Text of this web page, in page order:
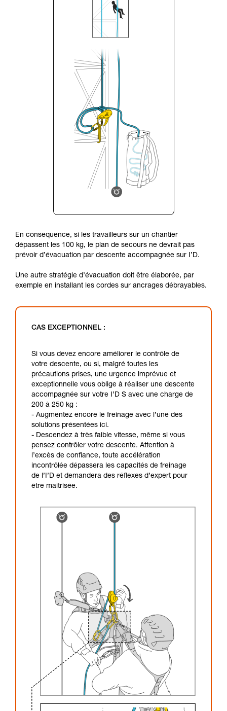
En conséquence, si les travailleurs sur un chantier
dépassent les 100 kg, le plan de secours ne devrait pas
prévoir d’évacuation par descente accompagnée sur I’D.
Une autre stratégie d’évacuation doit être élaborée, par
exemple en installant les cordes sur ancrages débrayables.
CAS EXCEPTIONNEL :
Si vous devez encore améliorer le contrôle de
votre descente, ou si, malgré toutes les
précautions prises, une urgence imprévue et
exceptionnelle vous oblige à réaliser une descente
accompagnée sur votre I’D S avec une charge de
200 à 250 kg :
- Augmentez encore le freinage avec l’une des
solutions présentées ici.
- Descendez à très faible vitesse, même si vous
pensez contrôler votre descente. Attention à
l’excès de confiance, toute accélération
incontrôlée dépassera les capacités de freinage
de l’I’D et demandera des réflexes d’expert pour
être maitrisée.